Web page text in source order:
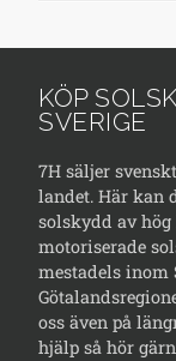
KÖP
SVERIGE
7H säljer
landet. Här kan
solskydd av
motoriserade
mestadels inom
oss även på
hjälp så hör